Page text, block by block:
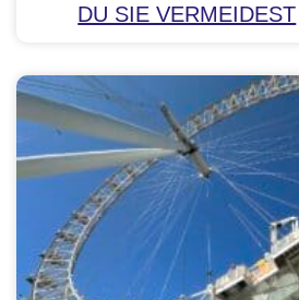
DU SIE VERMEIDEST